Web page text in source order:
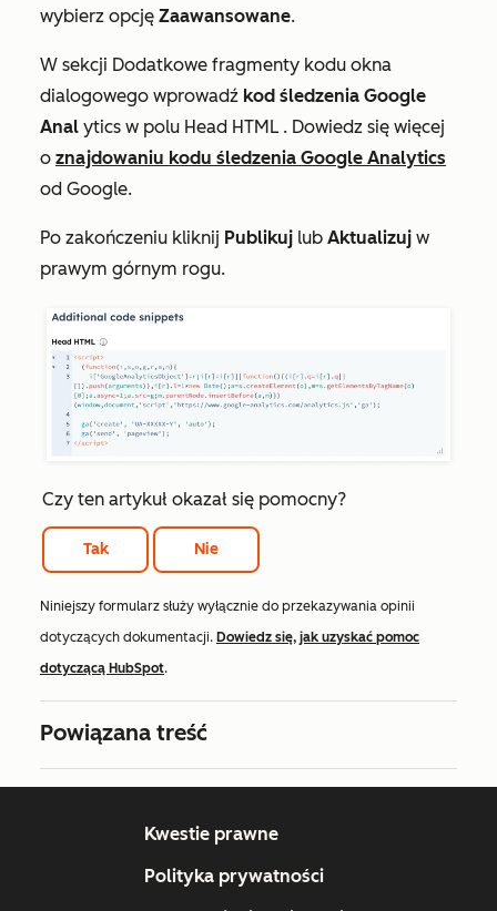
wybierz opcję Zaawansowane.
W sekcji Dodatkowe fragmenty kodu okna
dialogowego wprowadź kod śledzenia Google
Anal ytics w polu Head HTML . Dowiedz się więcej
o znajdowaniu kodu śledzenia Google Analytics
od Google.
Po zakończeniu kliknij Publikuj lub Aktualizuj w
prawym górnym rogu.
Czy ten artykuł okazał się pomocny?
Tak Nie
Niniejszy formularz służy wyłącznie do przekazywania opinii
dotyczących dokumentacji. Dowiedz się, jak uzyskać pomoc
dotyczącą HubSpot.
Powiązana treść
Kwestie prawne
Polityka prywatności